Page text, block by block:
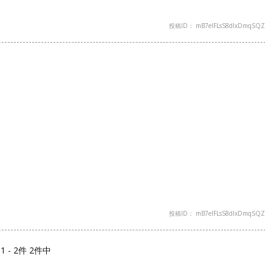
投稿ID：
投稿ID：
1 - 2件 2件中